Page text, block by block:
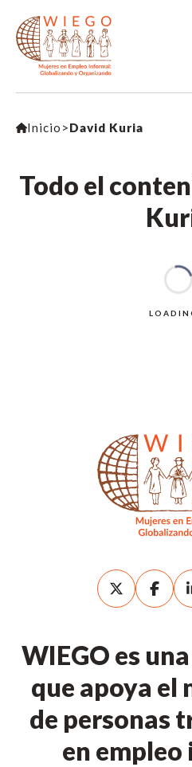
Inicio >David Kuria
Todo el
WIEGO es
que apoya el
de personas
en